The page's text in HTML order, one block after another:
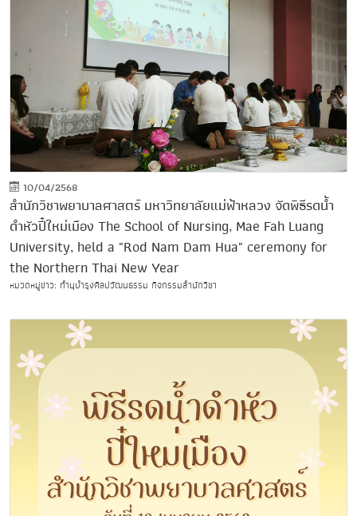
10/04/2568
สำนักวิชาพยาบาลศาสตร์ มหาวิทยาลัยแม่ฟ้าหลวง จัดพิธีรดน้ำ
ดำหัวปี๋ใหม่เมือง The School of Nursing, Mae Fah Luang
University, held a "Rod Nam Dam Hua" ceremony for
the Northern Thai New Year
หมวดหมู่ข่าว: ทำนุบำรุงศิลปวัฒนธรรม กิจกรรมสำนักวิชา